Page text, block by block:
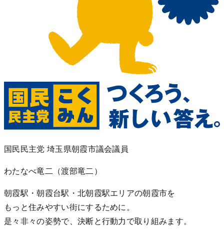
国民民主党 埼玉県朝霞市議会議員
わたなべ竜二 （渡部竜二）
朝霞駅・朝霞台駅・北朝霞駅エリアの朝霞市を
もっと住みやすい街にするために。
是々非々の姿勢で、決断と行動力で取り組みます。